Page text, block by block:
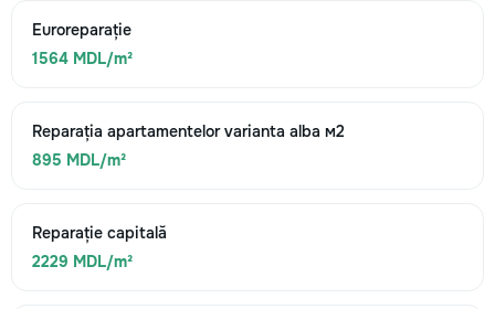
Euroreparație
1564 MDL/m²
Reparația apartamentelor varianta alba м2
895 MDL/m²
Reparație capitală
2229 MDL/m²